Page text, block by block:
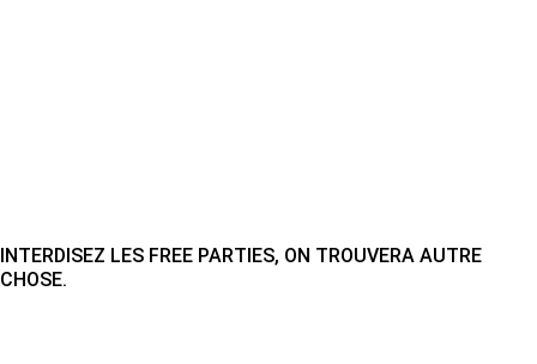
INTERDISEZ LES FREE PARTIES, ON TROUVERA AUTRE
CHOSE.